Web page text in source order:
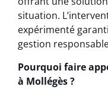
situation.
expérimenté
gestion
Pourquoi faire
à Mollégès ?